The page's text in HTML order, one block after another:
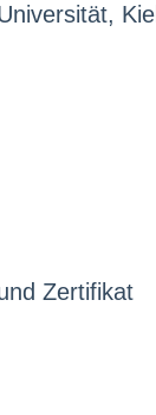
Kiel
Zertifikat